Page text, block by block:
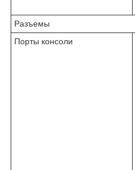
Разъемы
Порты консоли